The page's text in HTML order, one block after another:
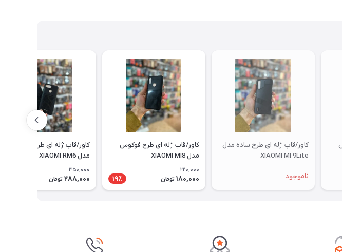
کاور/قاب ژله ای طرح ساده مدل
XIAOMI MI 9Lite
ناموجود
کاور/قاب ژله ای طرح فوکوس
مدل XIAOMI MI8
220,000
180,000 تومان 19٪
کاور/قاب ژله ای طرح فوکوس
مدل XIAOMI RM6
350,000
288,000 تومان